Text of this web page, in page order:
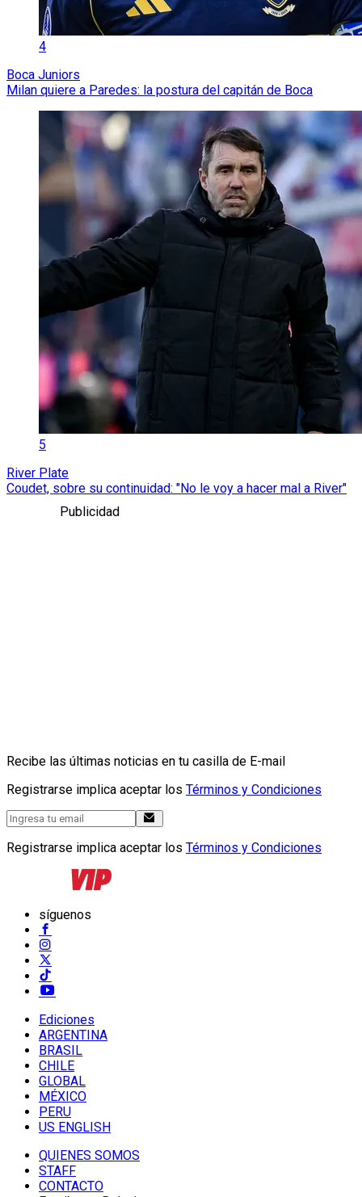
4
Boca Juniors
Milan quiere a Paredes: la postura del capitán de Boca
5
River Plate
Coudet, sobre su continuidad: "No le voy a hacer mal a River"
Publicidad
Recibe las últimas noticias en tu casilla de E-mail
Registrarse implica aceptar los Términos y Condiciones
Registrarse implica aceptar los Términos y Condiciones
síguenos
Ediciones
ARGENTINA
BRASIL
CHILE
GLOBAL
MÉXICO
PERU
US ENGLISH
QUIENES SOMOS
STAFF
CONTACTO